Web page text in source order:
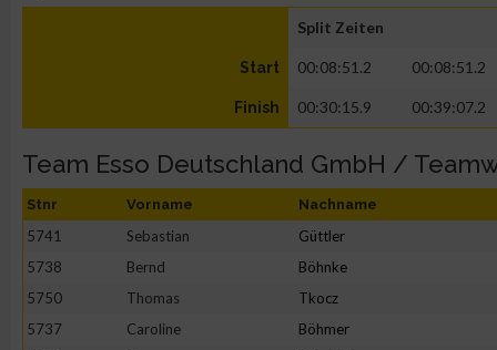
Split Zeiten
Start 00:08:51.2 00:08:51.2
Finish 00:30:15.9 00:39:07.2
Team Esso Deutschland GmbH /
Stnr Vorname Nachname
5741 Sebastian Güttler
5738
Bernd Böhnke
5750
Thomas Tkocz
5737
Caroline Böhmer